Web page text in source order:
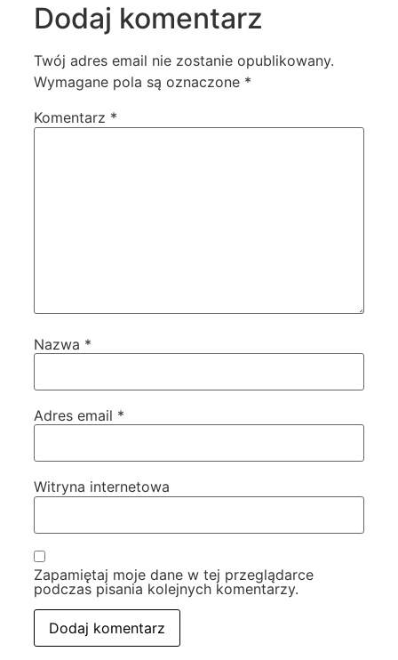
Dodaj komentarz
Twój adres email nie zostanie opublikowany.
Wymagane pola są oznaczone *
Komentarz *
Nazwa *
Adres email *
Witryna internetowa
Zapamiętaj moje dane w tej przeglądarce
podczas pisania kolejnych komentarzy.